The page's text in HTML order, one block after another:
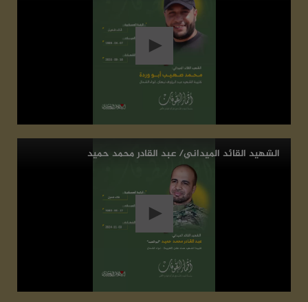
مع الاحتلال هي في الضفة المحتلة، ونحن على ثقةٍ
بأنها ستكون مفتاحاً للنصر الكامل على هذا المحتل
الشهيد القائد الميداني/ عبد القادر محمد حميد